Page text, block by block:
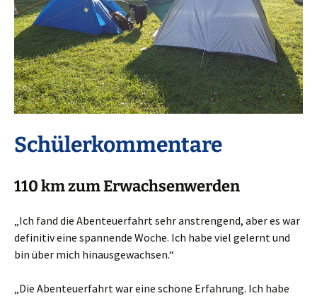
Schülerkommentare
110 km zum Erwachsenwerden
„Ich fand die Abenteuerfahrt sehr anstrengend, aber es war
definitiv eine spannende Woche. Ich habe viel gelernt und
bin über mich hinausgewachsen.“
„Die Abenteuerfahrt war eine schöne Erfahrung. Ich habe